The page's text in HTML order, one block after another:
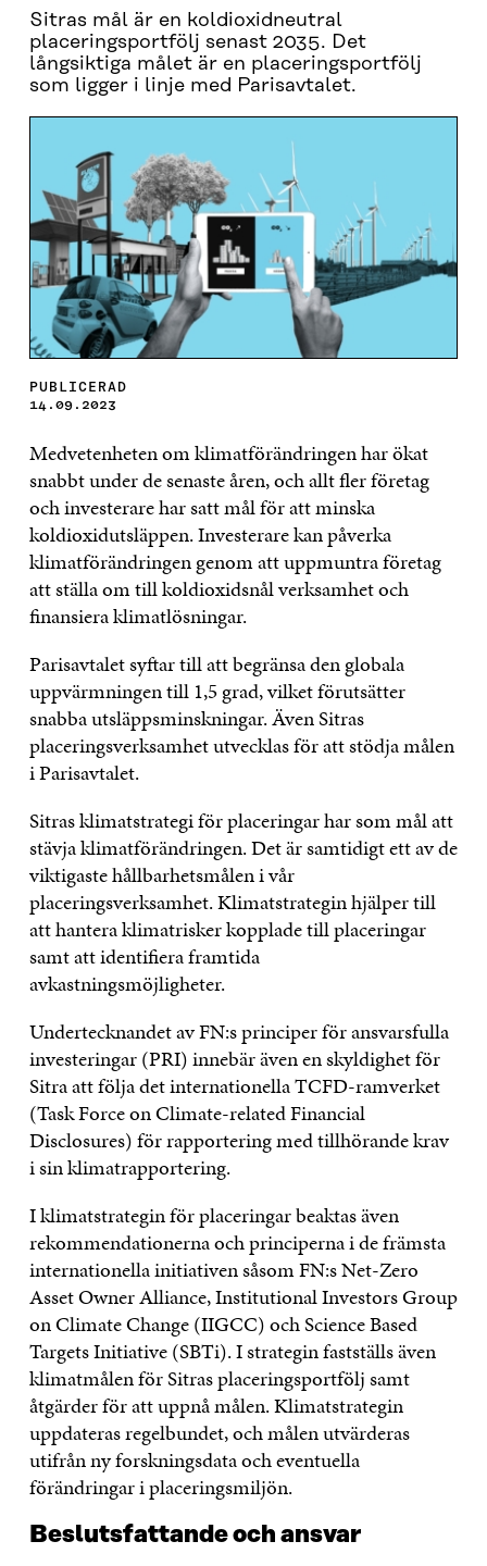
Sitras mål är en koldioxidneutral
placeringsportfölj senast 2035. Det
långsiktiga målet är en placeringsportfölj
som ligger i linje med Parisavtalet.
PUBLICERAD
14.09.2023
Medvetenheten om klimatförändringen har ökat
snabbt under de senaste åren, och allt fler företag
och investerare har satt mål för att minska
koldioxidutsläppen. Investerare kan påverka
klimatförändringen genom att uppmuntra företag
att ställa om till koldioxidsnål verksamhet och
finansiera klimatlösningar.
Parisavtalet syftar till att begränsa den globala
uppvärmningen till 1,5 grad, vilket förutsätter
snabba utsläppsminskningar. Även Sitras
placeringsverksamhet utvecklas för att stödja målen
i Parisavtalet.
Sitras klimatstrategi för placeringar har som mål att
stävja klimatförändringen. Det är samtidigt ett av de
viktigaste hållbarhetsmålen i vår
placeringsverksamhet. Klimatstrategin hjälper till
att hantera klimatrisker kopplade till placeringar
samt att identifiera framtida
avkastningsmöjligheter.
Undertecknandet av FN:s principer för ansvarsfulla
investeringar (PRI) innebär även en skyldighet för
Sitra att följa det internationella TCFD-ramverket
(Task Force on Climate-related Financial
Disclosures) för rapportering med tillhörande krav
i sin klimatrapportering.
I klimatstrategin för placeringar beaktas även
rekommendationerna och principerna i de främsta
internationella initiativen såsom FN:s Net-Zero
Asset Owner Alliance, Institutional Investors Group
on Climate Change (IIGCC) och Science Based
Targets Initiative (SBTi). I strategin fastställs även
klimatmålen för Sitras placeringsportfölj samt
åtgärder för att uppnå målen. Klimatstrategin
uppdateras regelbundet, och målen utvärderas
utifrån ny forskningsdata och eventuella
förändringar i placeringsmiljön.
Beslutsfattande och ansvar